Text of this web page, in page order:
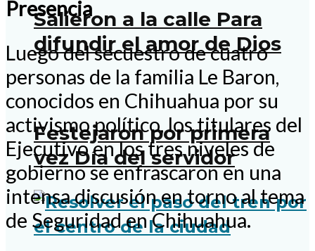
Salieron a la calle Para
difundir el amor de Dios
Festejaron por primera
vez Día del servidor
Presencia
Luego del secuestro de cuatro
personas de la familia Le Baron,
conocidos en Chihuahua por su
activismo político, los titulares del
Ejecutivo en los tres niveles de
gobierno se enfrascaron en una
intensa discusión en torno al tema
de Seguridad en Chihuahua.